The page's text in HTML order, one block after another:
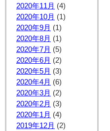
2020年11月 (4)
2020年10月 (1)
2020年9月 (1)
2020年8月 (1)
2020年7月 (5)
2020年6月 (2)
2020年5月 (3)
2020年4月 (6)
2020年3月 (2)
2020年2月 (3)
2020年1月 (4)
2019年12月 (2)